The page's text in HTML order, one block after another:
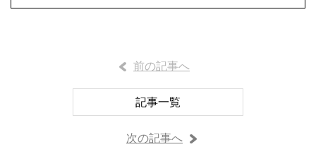
前の記事へ
記事一覧
次の記事へ